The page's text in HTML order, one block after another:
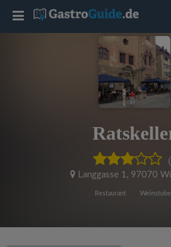
Langgasse 1, 97070
Restaurant Weinstube
T